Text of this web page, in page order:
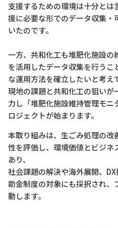
支援するための環境は十分と
援に必要な形でのデータ収集・
いたのです。
一方、共和化工も堆肥化施設
を活用したデータ収集を行う
な運用方法を確立したいと考え
現地の課題と共和化工の狙いが
力し「堆肥化施設維持管理モ
ロジェクトが始まります。
本取り組みは、生ごみ処理の
性を評価し、環境価値とビジネ
あり、
社会課題の解決や海外展開、
助金制度の対象にも採択され
動します。